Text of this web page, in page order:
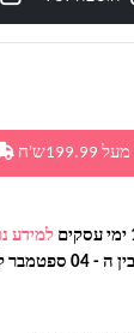
למידע
ספטמבר